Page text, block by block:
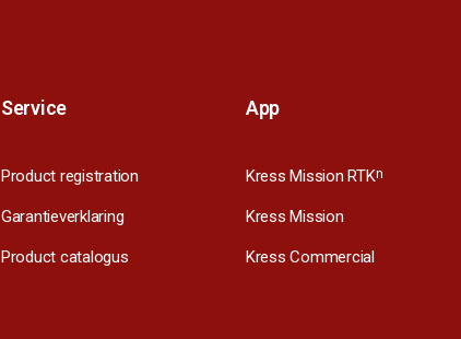
Service
Product registration
Garantieverklaring
Product catalogus
App
Kress Mission RTKn
Kress Mission
Kress Commercial